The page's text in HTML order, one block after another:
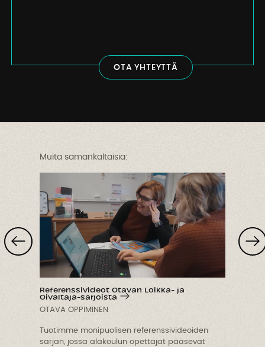
OTA YHTEYTTÄ
Muita samankaltaisia:
Referenssivideot Otavan Loikka- ja
Oivaltaja-sarjoista
OTAVA OPPIMINEN
Tuotimme monipuolisen referenssivideoiden
sarjan, jossa alakoulun opettajat pääsevät